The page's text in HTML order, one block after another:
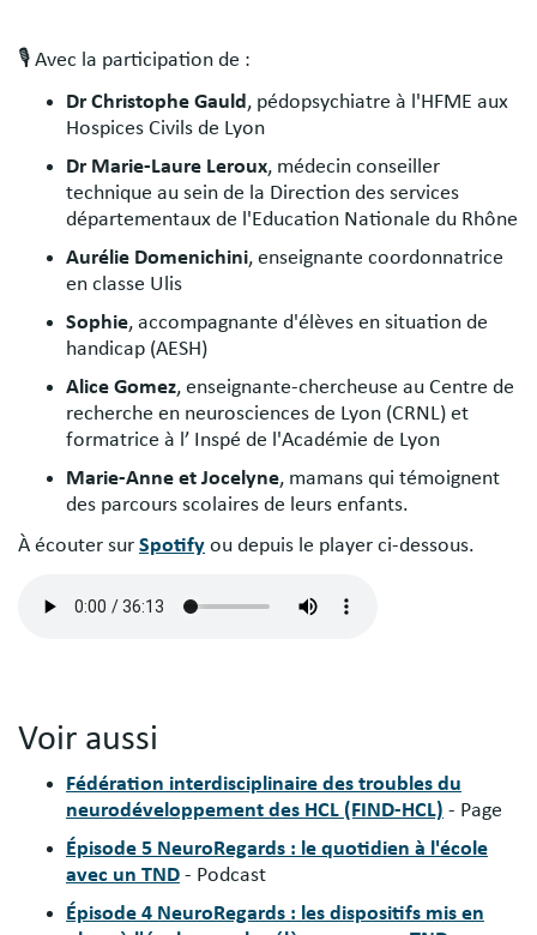
🎙 ️ Avec la participation de :
Dr Christophe Gauld , pédopsychiatre à l'HFME aux
Hospices Civils de Lyon
Dr Marie-Laure Leroux, médecin conseiller
technique au sein de la Direction des services
départementaux de l'Education Nationale du Rhône
Aurélie Domenichini, enseignante coordonnatrice
en classe Ulis
Sophie, accompagnante d'élèves en situation de
handicap (AESH)
Alice Gomez, enseignante-chercheuse au Centre de
recherche en neurosciences de Lyon (CRNL) et
formatrice à l’ Inspé de l'Académie de Lyon
Marie-Anne et Jocelyne, mamans qui témoignent
des parcours scolaires de leurs enfants.
À écouter sur Spotify ou depuis le player ci-dessous.
audio
Voir aussi
Fédération interdisciplinaire des troubles du
neurodéveloppement des HCL (FIND-HCL) - Page
Épisode 5 NeuroRegards : le quotidien à l'école
avec un TND - Podcast
Épisode 4 NeuroRegards : les dispositifs mis en